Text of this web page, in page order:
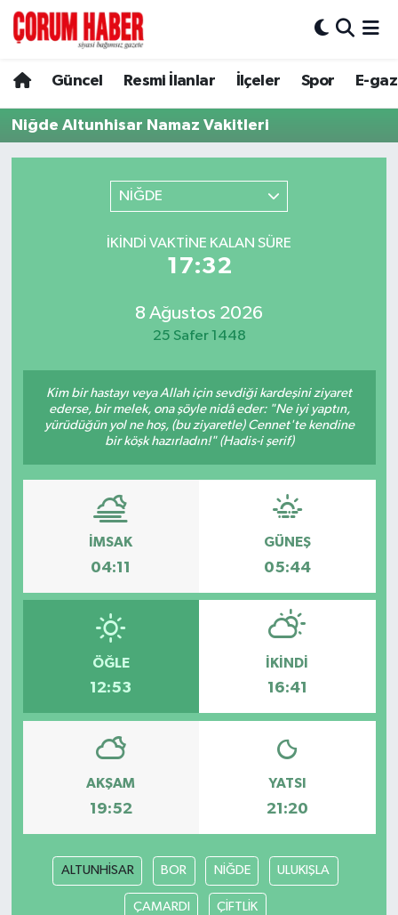
Güncel Resmi İlanlar İlçeler Spor E-
Niğde Altunhisar Namaz Vakitleri
NİĞDE
İKINDI VAKTINE KALAN SÜRE
17:32
8 Ağustos 2026
25 Safer 1448
Kim bir hastayı veya Allah için sevdiği kardeşini ziyaret
ederse, bir melek, ona şöyle nidâ eder: "Ne iyi yaptın,
yürüdüğün yol ne hoş, (bu ziyaretle) Cennet'te kendine
bir köşk hazırladın!" (Hadis-i şerif)
İMSAK
04:11
GÜNEŞ
05:44
ÖĞLE
12:53
İKINDI
16:41
AKŞAM
19:52
YATSI
21:20
ALTUNHİSAR BOR NİĞDE ULUKIŞLA
ÇAMARDI ÇİFTLİK
Spor
Resmi İlanlar
İskilip
Kargı
Mecitözü
Oğuzlar
Ortaköy
Osmancık
Uğurludağ
Hava Durumu
Çorum Namaz Vakitleri
Trafik Durumu
Süper Lig Puan Durumu ve Fikstür
Son Dakika Haberleri
Haber Arşivi